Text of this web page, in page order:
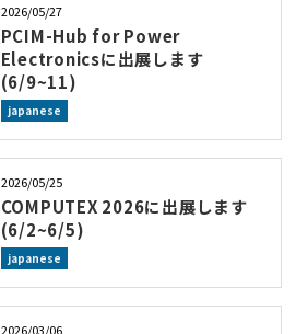
2026/05/27
PCIM-Hub for Power
Electronicsに出展します
(6/9~11)
japanese
2026/05/25
COMPUTEX 2026に出展します
(6/2~6/5)
japanese
2026/03/06